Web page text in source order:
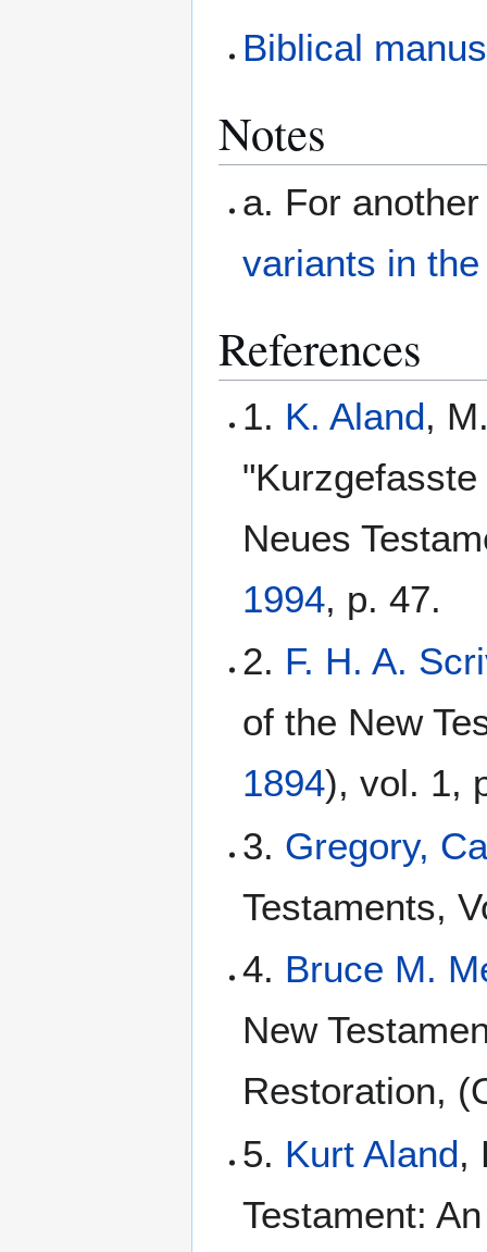
Biblical
Notes
a. For
variants in
References
1. K. Aland,
Neues
1994, p. 47.
2. F. H. A.
of the New
1894), vol. 1,
3. Gregory,
Testaments,
4. Bruce M.
New
Restoration,
5. Kurt Aland,
Testament: